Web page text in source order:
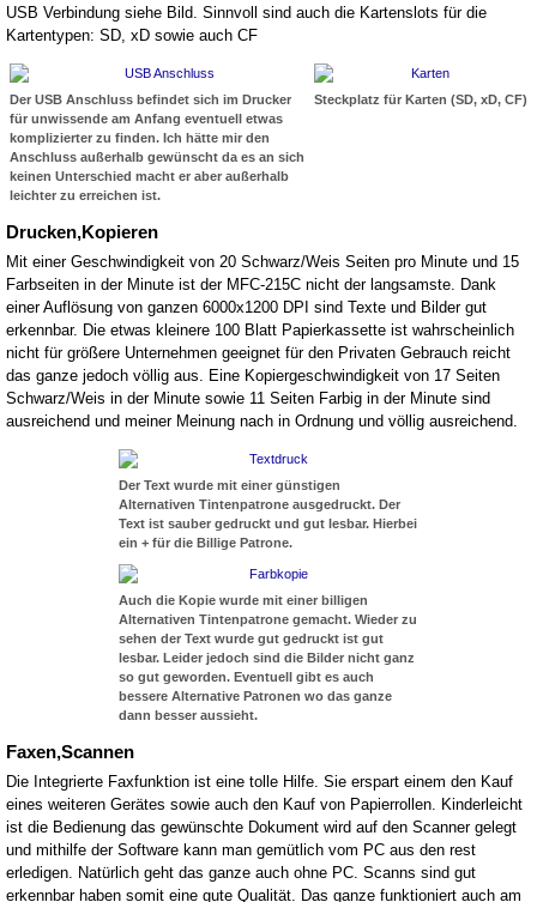
USB Verbindung siehe Bild. Sinnvoll sind auch die Kartenslots für die
Kartentypen: SD, xD sowie auch CF
Der USB Anschluss befindet sich im Drucker
für unwissende am Anfang eventuell etwas
komplizierter zu finden. Ich hätte mir den
Anschluss außerhalb gewünscht da es an sich
keinen Unterschied macht er aber außerhalb
leichter zu erreichen ist.
Steckplatz für Karten (SD, xD, CF)
Drucken,Kopieren
Mit einer Geschwindigkeit von 20 Schwarz/Weis Seiten pro Minute und 15
Farbseiten in der Minute ist der MFC-215C nicht der langsamste. Dank
einer Auflösung von ganzen 6000x1200 DPI sind Texte und Bilder gut
erkennbar. Die etwas kleinere 100 Blatt Papierkassette ist wahrscheinlich
nicht für größere Unternehmen geeignet für den Privaten Gebrauch reicht
das ganze jedoch völlig aus. Eine Kopiergeschwindigkeit von 17 Seiten
Schwarz/Weis in der Minute sowie 11 Seiten Farbig in der Minute sind
ausreichend und meiner Meinung nach in Ordnung und völlig ausreichend.
Der Text wurde mit einer günstigen
Alternativen Tintenpatrone ausgedruckt. Der
Text ist sauber gedruckt und gut lesbar. Hierbei
ein + für die Billige Patrone.
Auch die Kopie wurde mit einer billigen
Alternativen Tintenpatrone gemacht. Wieder zu
sehen der Text wurde gut gedruckt ist gut
lesbar. Leider jedoch sind die Bilder nicht ganz
so gut geworden. Eventuell gibt es auch
bessere Alternative Patronen wo das ganze
dann besser aussieht.
Faxen,Scannen
Die Integrierte Faxfunktion ist eine tolle Hilfe. Sie erspart einem den Kauf
eines weiteren Gerätes sowie auch den Kauf von Papierrollen. Kinderleicht
ist die Bedienung das gewünschte Dokument wird auf den Scanner gelegt
und mithilfe der Software kann man gemütlich vom PC aus den rest
erledigen. Natürlich geht das ganze auch ohne PC. Scanns sind gut
erkennbar haben somit eine gute Qualität. Das ganze funktioniert auch am